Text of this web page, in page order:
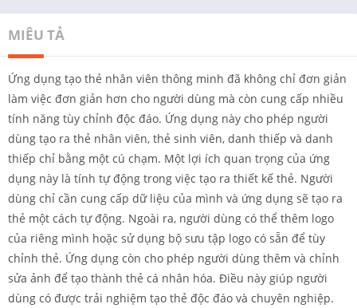
MIÊU TẢ
Ứng dụng tạo thẻ nhân viên thông minh đã không chỉ đơn giản
làm việc đơn giản hơn cho người dùng mà còn cung cấp nhiều
tính năng tùy chỉnh độc đáo. Ứng dụng này cho phép người
dùng tạo ra thẻ nhân viên, thẻ sinh viên, danh thiếp và danh
thiếp chỉ bằng một cú chạm. Một lợi ích quan trọng của ứng
dụng này là tính tự động trong việc tạo ra thiết kế thẻ. Người
dùng chỉ cần cung cấp dữ liệu của mình và ứng dụng sẽ tạo ra
thẻ một cách tự động. Ngoài ra, người dùng có thể thêm logo
của riêng mình hoặc sử dụng bộ sưu tập logo có sẵn để tùy
chỉnh thẻ. Ứng dụng còn cho phép người dùng thêm và chỉnh
sửa ảnh để tạo thành thẻ cá nhân hóa. Điều này giúp người
dùng có được trải nghiệm tạo thẻ độc đáo và chuyên nghiệp.